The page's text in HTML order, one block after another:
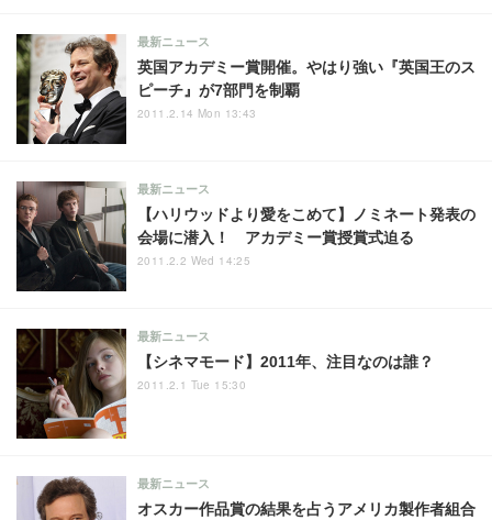
英国アカデミー賞開催。やはり強い『英国王のス
ピーチ』が7部門を制覇
最新ニュース
2011.2.14 Mon 13:43
【ハリウッドより愛をこめて】ノミネート発表の
会場に潜入！ アカデミー賞授賞式迫る
最新ニュース
2011.2.2 Wed 14:25
【シネマモード】2011年、注目なのは誰？
最新ニュース
2011.2.1 Tue 15:30
オスカー作品賞の結果を占うアメリカ製作者組合
最新ニュース